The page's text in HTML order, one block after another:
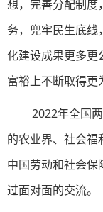
想，完善分配制度
务，兜牢民生底
化建设成果更多更
富裕上不断取得更
2022年全国
的农业界、社会福
中国劳动和社会保
过面对面的交流。